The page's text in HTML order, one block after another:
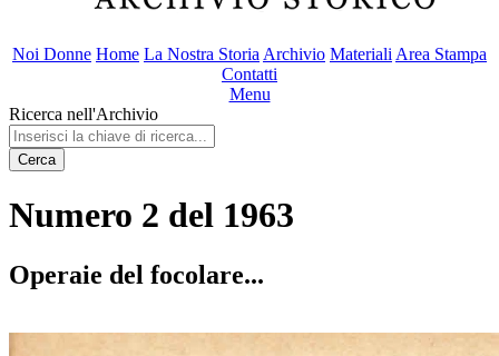
Noi Donne Home La Nostra Storia Archivio Materiali Area Stampa
Contatti
Menu
Ricerca nell'Archivio
Cerca
Numero 2 del 1963
Operaie del focolare...